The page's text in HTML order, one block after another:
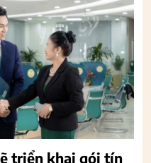
triển khai gói tín